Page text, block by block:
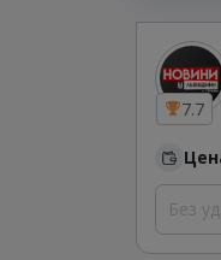
7.7
Без